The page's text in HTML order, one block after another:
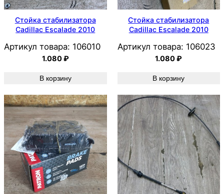
Стойка стабилизатора
Cadillac Escalade 2010
Артикул товара: 106010
1.080₽
В корзину
Стойка стабилизатора
Cadillac Escalade 2010
Артикул товара: 106023
1.080₽
В корзину